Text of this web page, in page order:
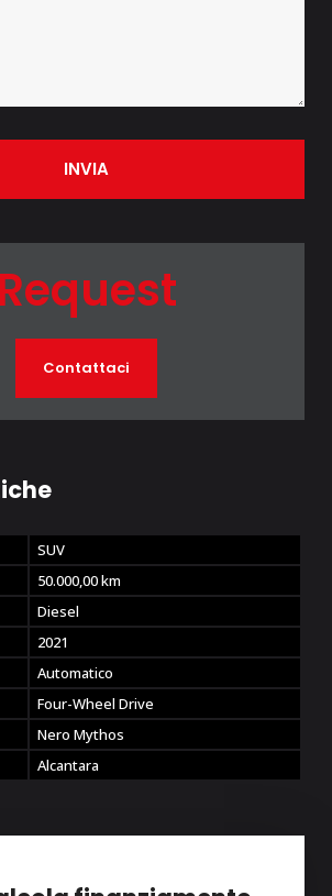
INVIA
Request
Contattaci
SUV
50.000,00km
Diesel
2021
Automatico
Four-Wheel Drive
Nero Mythos
Alcantara